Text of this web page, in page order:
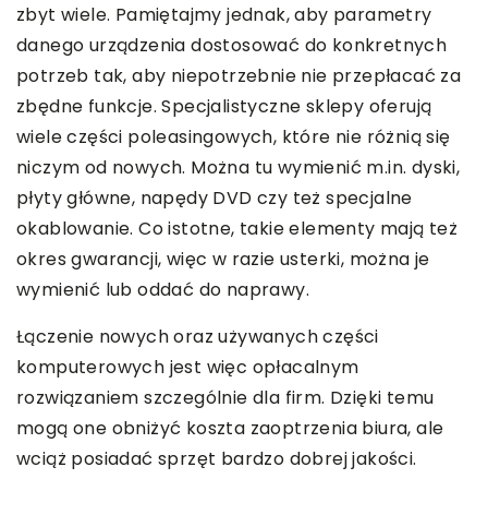
zbyt wiele. Pamiętajmy jednak, aby parametry
danego urządzenia dostosować do konkretnych
potrzeb tak, aby niepotrzebnie nie przepłacać za
zbędne funkcje.Specjalistyczne sklepy oferują
wiele części poleasingowych, które nie różnią się
niczym od nowych. Można tu wymienić m.in. dyski,
płyty główne, napędy DVD czy też specjalne
okablowanie. Co istotne, takie elementy mają też
okres gwarancji, więc w razie usterki, można je
wymienić lub oddać do naprawy.
Łączenie nowych oraz używanych części
komputerowych jest więc opłacalnym
rozwiązaniem szczególnie dla firm. Dzięki temu
mogą one obniżyć koszta zaoptrzenia biura, ale
wciąż posiadać sprzęt bardzo dobrej jakości.